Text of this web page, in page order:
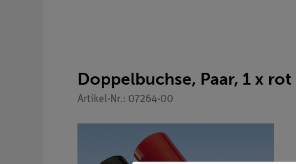
Doppelbuchse, Paar, 1 x
Artikel-Nr.: 07264-00